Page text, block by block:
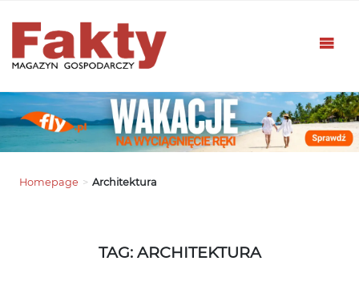
Homepage > Architektura
TAG: ARCHITEKTURA